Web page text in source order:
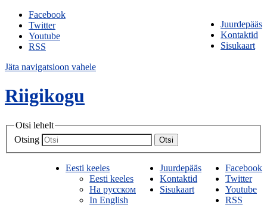
Juurdepääs
Kontaktid
Sisukaart
Facebook
Twitter
Youtube
RSS
Jäta navigatsioon vahele
Riigikogu
Otsi lehelt
Otsing
Otsi
Facebook
Twitter
Youtube
RSS
Juurdepääs
Kontaktid
Sisukaart
Eesti keeles
Eesti keeles
На русском
In English